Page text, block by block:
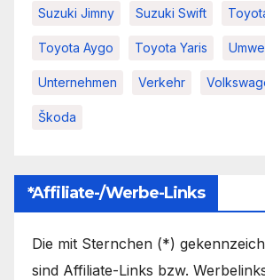
Suzuki Jimny Suzuki Swift
Toyota Aygo Toyota Yaris
Unternehmen Verkehr
Škoda
*Affiliate-/Werbe-Links
Die mit Sternchen (*)
sind Affiliate-Links bzw.